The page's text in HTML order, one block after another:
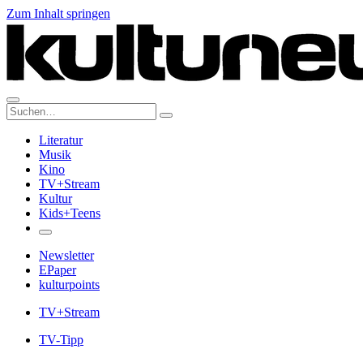
Zum Inhalt springen
Suche:
Literatur
Musik
Kino
TV+Stream
Kultur
Kids+Teens
Newsletter
EPaper
kulturpoints
TV+Stream
TV-Tipp